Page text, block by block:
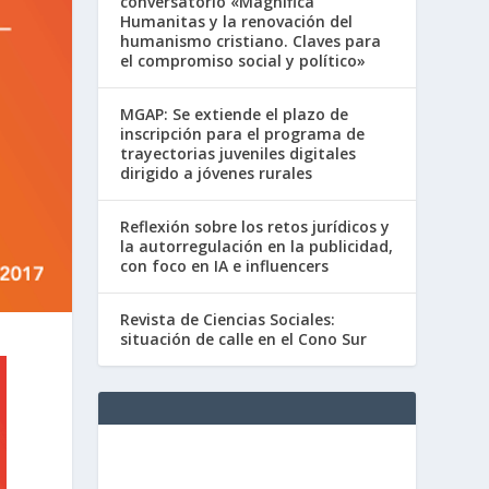
Humanitas y la renovación del
humanismo cristiano. Claves para
el compromiso social y político»
MGAP: Se extiende el plazo de
inscripción para el programa de
trayectorias juveniles digitales
dirigido a jóvenes rurales
Reflexión sobre los retos jurídicos y
la autorregulación en la publicidad,
con foco en IA e influencers
Revista de Ciencias Sociales:
situación de calle en el Cono Sur